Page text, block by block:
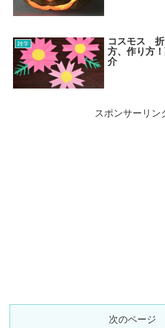
雑学 コスモス 折
方、作り方
介
スポンサーリン
次のページ